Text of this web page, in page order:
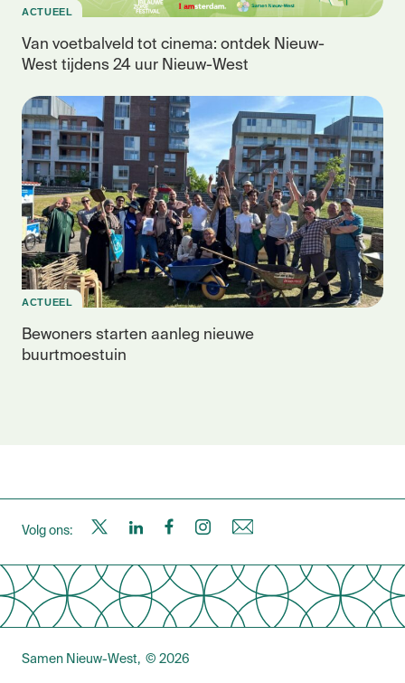
ACTUEEL
Van voetbalveld tot cinema: ontdek Nieuw-
West tijdens 24 uur Nieuw-West
ACTUEEL
Bewoners starten aanleg nieuwe
buurtmoestuin
Volg ons: S
a
m
S
a
m
S
a
m
S
a
N
i
Samen Nieuw-West © 2026